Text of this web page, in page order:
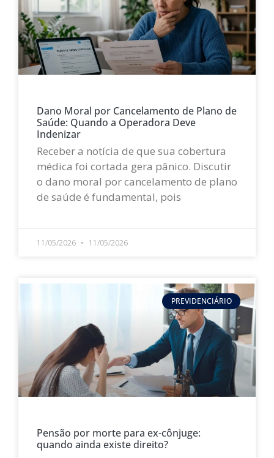
Dano Moral por Cancelamento de Plano de
Saúde: Quando a Operadora Deve
Indenizar
Receber a notícia de que sua cobertura
médica foi cortada gera pânico. Discutir
o dano moral por cancelamento de plano
de saúde é fundamental, pois
11/05/2026 11/05/2026
PREVIDENCIÁRIO
Pensão por morte para ex-cônjuge:
quando ainda existe direito?